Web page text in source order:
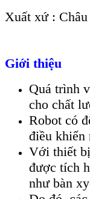
Xuất xứ :
Giới thiệu
Quá trình
cho chất
Robot có
điều khiển
Với thiết
được tích
như bàn